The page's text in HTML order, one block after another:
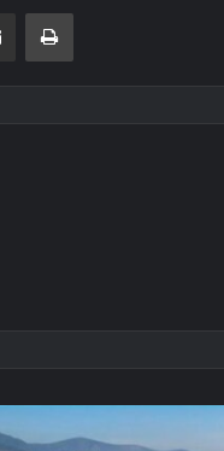
E-Posta ile paylaş Yazdır